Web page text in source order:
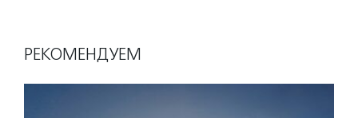
РЕКОМЕНДУЕМ